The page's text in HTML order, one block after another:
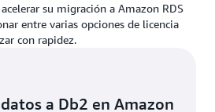
su migración a Amazon RDS
entre varias opciones de licencia
con rapidez.
a Db2 en Amazon